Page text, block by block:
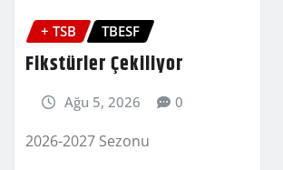
+ TSB TBESF
Fikstürler Çekiliyor
Ağu 5, 2026 0
2026-2027 Sezonu